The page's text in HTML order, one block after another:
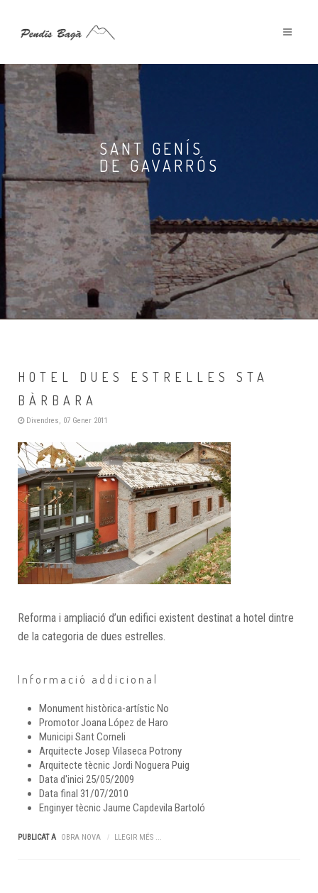
SANT GENÍS
DE GAVARRÓS
HOTEL DUES ESTRELLES STA
BÀRBARA
Divendres, 07 Gener 2011
Reforma i ampliació d’un edifici existent destinat a hotel dintre
de la categoria de dues estrelles.
Informació addicional
Monument històrica-artísticNo
PromotorJoana López de Haro
Municipi Sant Corneli
Arquitecte Josep Vilaseca Potrony
Arquitecte tècnicJordi Noguera Puig
Data d'inici 25/05/2009
Data final 31/07/2010
Enginyer tècnicJaume Capdevila Bartoló
PUBLICAT A OBRA NOVA LLEGIR MÉS ...